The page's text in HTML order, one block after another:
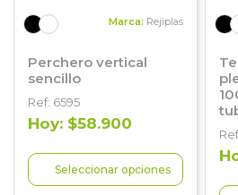
Marca: Rejiplas
Perchero vertical
sencillo
Ref: 6595
Hoy: $58.900
Seleccionar opciones